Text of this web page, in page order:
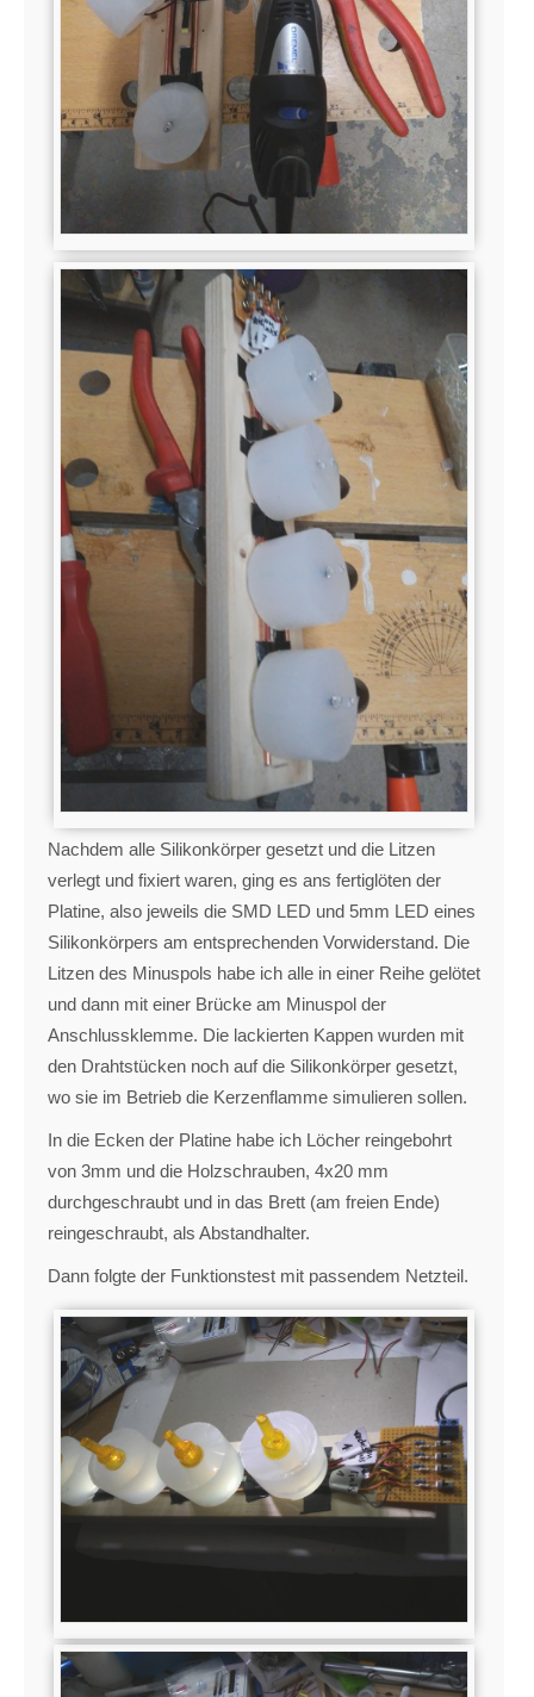
Nachdem alle Silikonkörper gesetzt und die Litzen
verlegt und fixiert waren, ging es ans fertiglöten der
Platine, also jeweils die SMD LED und 5mm LED eines
Silikonkörpers am entsprechenden Vorwiderstand. Die
Litzen des Minuspols habe ich alle in einer Reihe gelötet
und dann mit einer Brücke am Minuspol der
Anschlussklemme. Die lackierten Kappen wurden mit
den Drahtstücken noch auf die Silikonkörper gesetzt,
wo sie im Betrieb die Kerzenflamme simulieren sollen.
In die Ecken der Platine habe ich Löcher reingebohrt
von 3mm und die Holzschrauben, 4x20 mm
durchgeschraubt und in das Brett (am freien Ende)
reingeschraubt, als Abstandhalter.
Dann folgte der Funktionstest mit passendem Netzteil.